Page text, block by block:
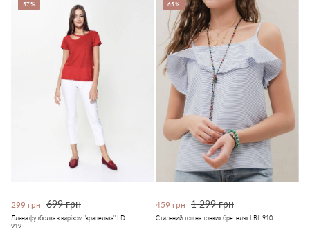
57%
299 грн 699 грн
Лляна футболка з вирізом "крапелька" LD
919
65%
459 грн 1 299 грн
Стильний топ на тонких бретелях LBL 910